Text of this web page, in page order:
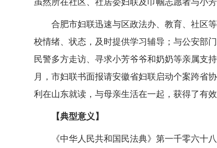
虽然所在社区、社居委妇联及巾帼志愿者与小
合肥市妇联迅速与区政法办、教育、社区等
校情绪、状态，及时提供学习辅导；与公安部
民警多方走访、寻求小芳爷爷和奶奶等亲属支
月，市妇联书面报请安徽省妇联启动个案跨省
利在山东就读，与母亲生活在一起，获得了有
【典型意义】
《中华人民共和国民法典》第一千零六十八